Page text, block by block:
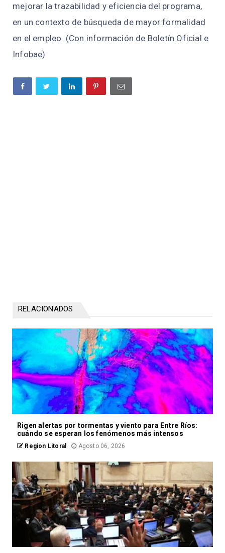
mejorar la trazabilidad y eficiencia del programa,
en un contexto de búsqueda de mayor formalidad
en el empleo. (Con información de Boletín Oficial e
Infobae)
RELACIONADOS
Rigen alertas por tormentas y viento para Entre Ríos:
cuándo se esperan los fenómenos más intensos
Region Litoral Agosto 06, 2026